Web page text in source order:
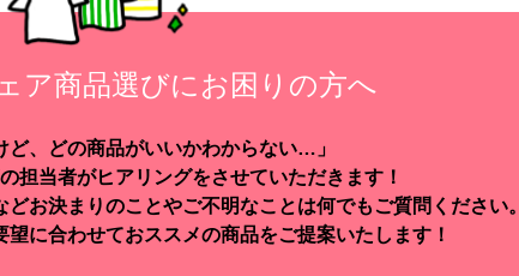
ア商品選びに お困りの方へ
ど、どの商品がいいかわからない…」
担当者がヒアリングをさせていただきます！
お決まりのことやご不明なことは何でもご質問ください。
に合わせておススメの商品をご提案いたします！